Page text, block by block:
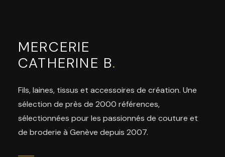
MERCERIE
CATHERINE B.
Fils, laines, tissus et accessoires de création. Une
sélection de près de 2000 références,
sélectionnées pour les passionnés de couture et
de broderie à Genève depuis 2007.